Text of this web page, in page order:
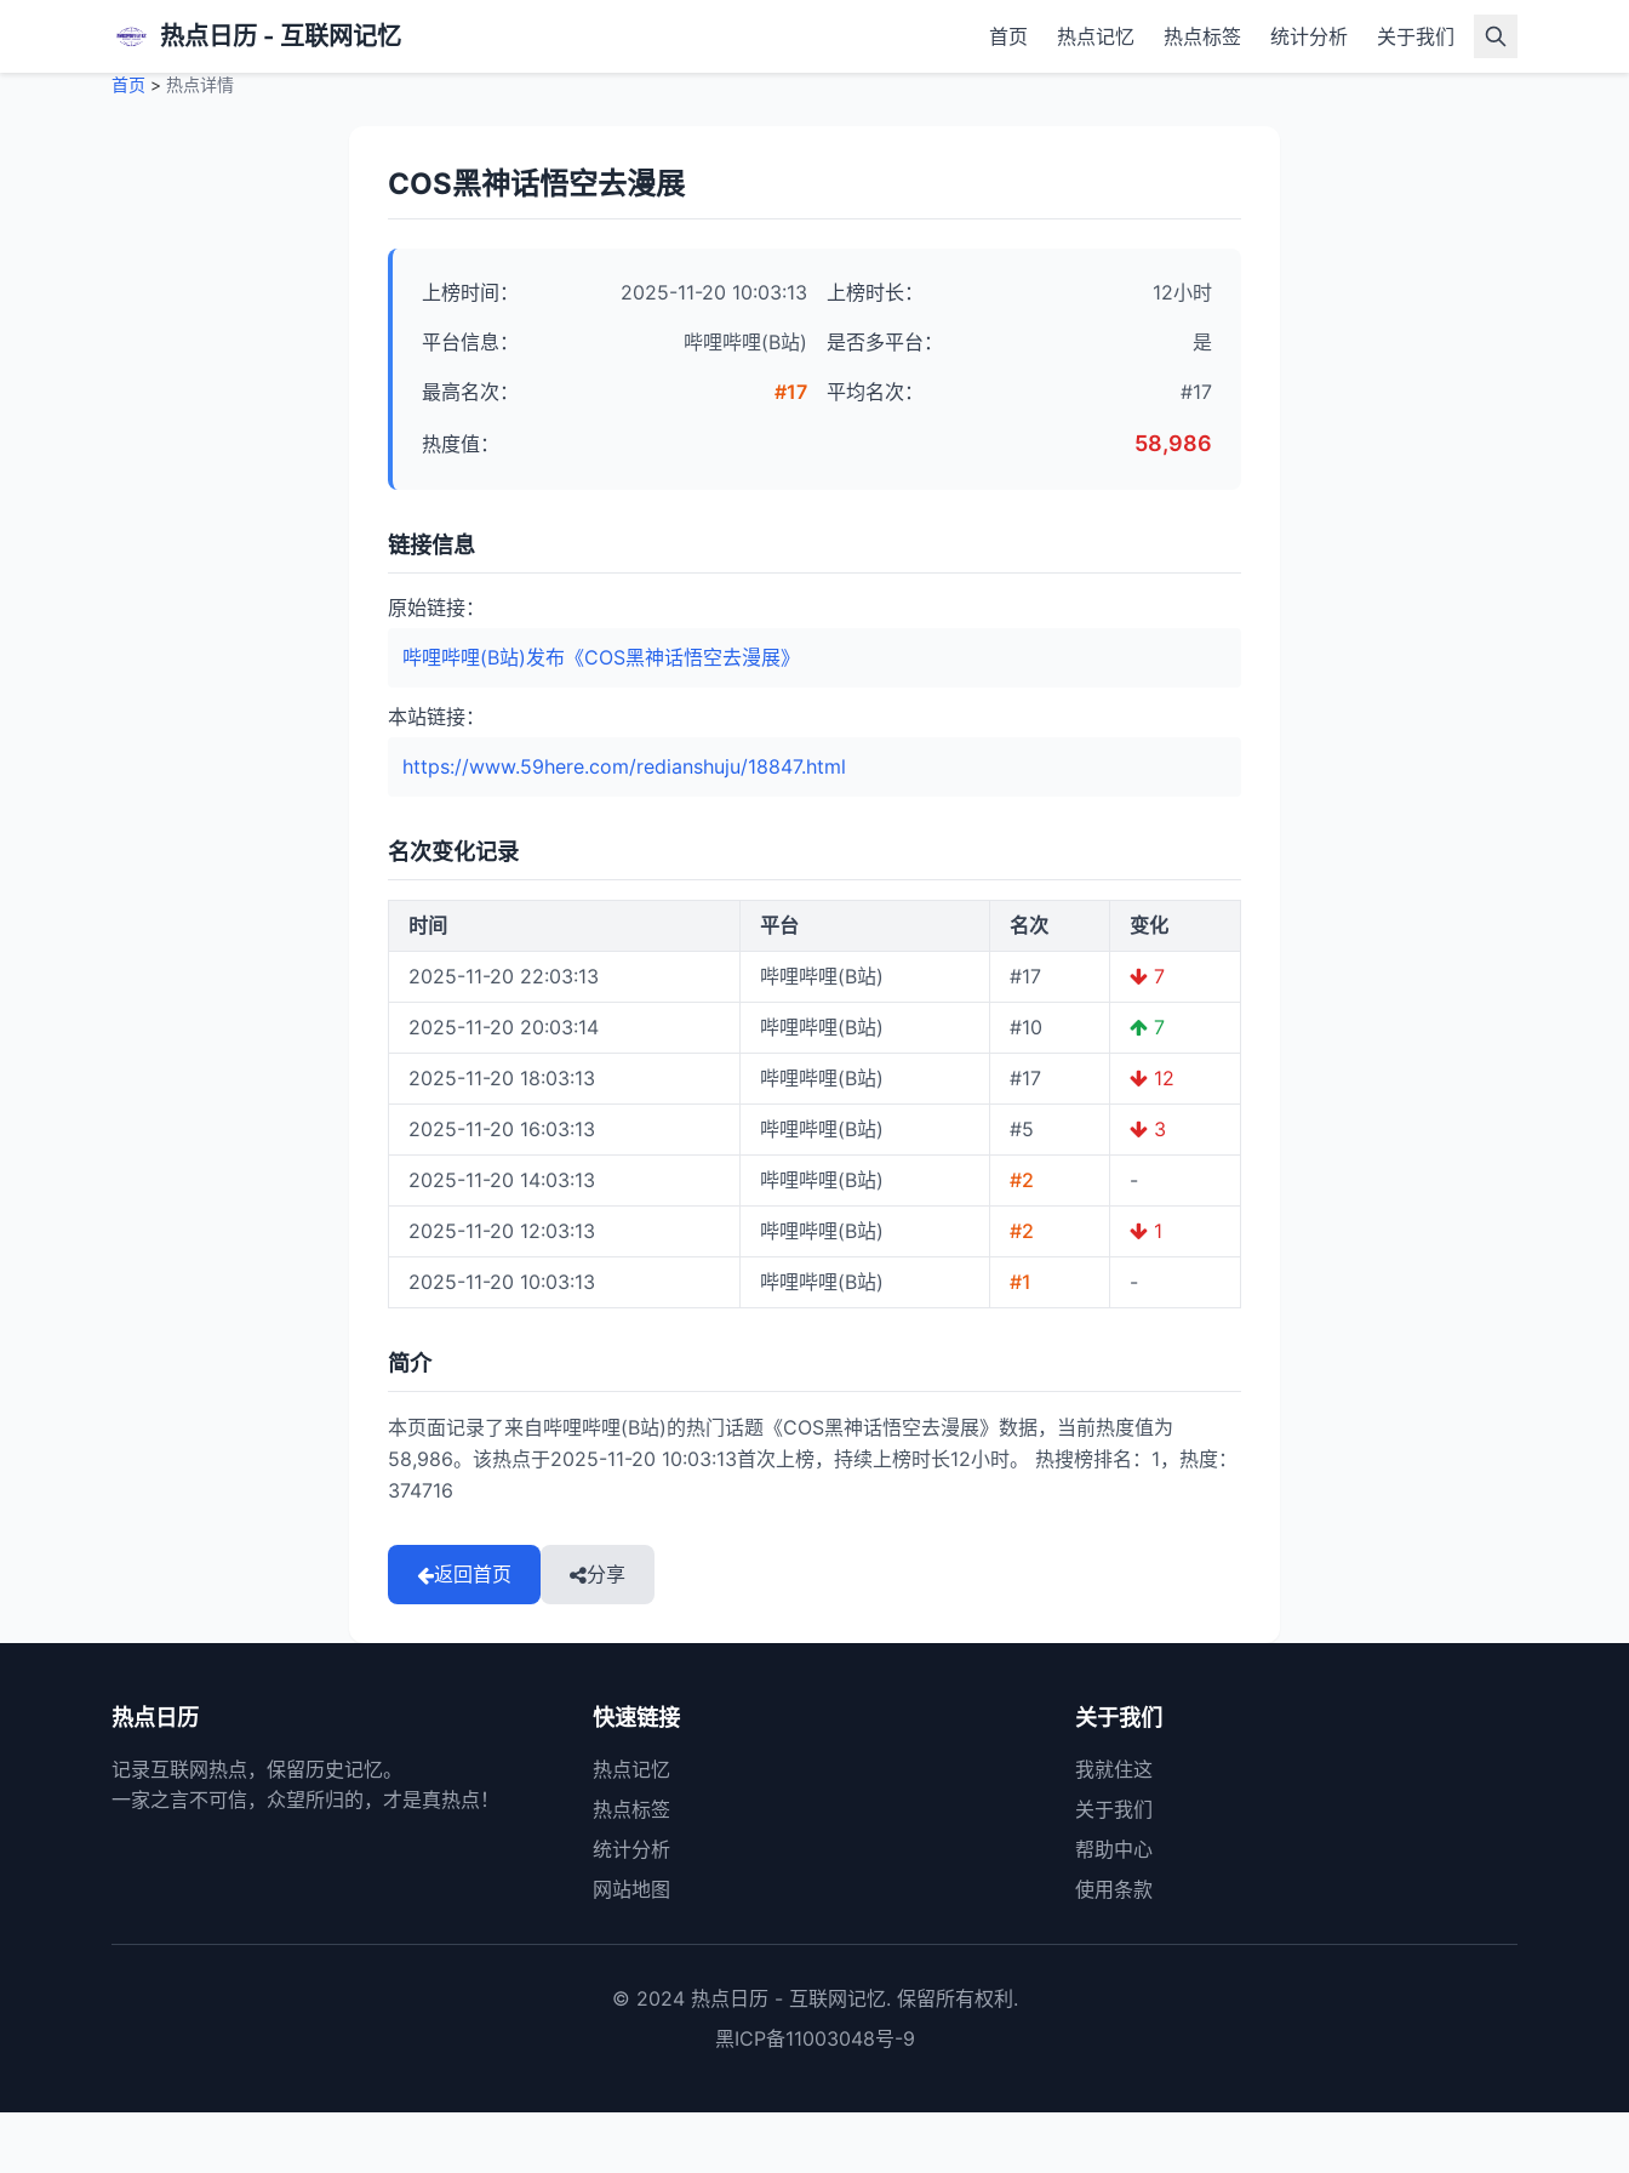
热点日历 - 互联网记忆 首页 热点记忆 热点标签 统计分析 关于我们
首页 > 热点详情
COS黑神话悟空去漫展
上榜时间： 2025-11-20 10:03:13 上榜时长： 12小时
平台信息： 哔哩哔哩(B站) 是否多平台： 是
最高名次： #17 平均名次： #17
热度值： 58,986
链接信息
原始链接：
哔哩哔哩(B站)发布《COS黑神话悟空去漫展》
本站链接：
https://www.59here.com/redianshuju/18847.html
名次变化记录
时间 平台 名次 变化
2025-11-20 22:03:13 哔哩哔哩(B站) #17 7
2025-11-20 20:03:14 哔哩哔哩(B站) #10 7
2025-11-20 18:03:13 哔哩哔哩(B站) #17 12
2025-11-20 16:03:13 哔哩哔哩(B站) #5 3
2025-11-20 14:03:13 哔哩哔哩(B站) #2 -
2025-11-20 12:03:13 哔哩哔哩(B站) #2 1
2025-11-20 10:03:13 哔哩哔哩(B站) #1 -
简介
本页面记录了来自哔哩哔哩(B站)的热门话题《COS黑神话悟空去漫展》数据，当前热度值为
58,986。该热点于2025-11-20 10:03:13首次上榜，持续上榜时长12小时。 热搜榜排名：1，热度：
374716
返回首页 分享
热点日历
记录互联网热点，保留历史记忆。
一家之言不可信，众望所归的，才是真热点！
快速链接
热点记忆
热点标签
统计分析
网站地图
关于我们
我就住这
关于我们
帮助中心
使用条款
© 2024 热点日历 - 互联网记忆. 保留所有权利.
黑ICP备11003048号-9